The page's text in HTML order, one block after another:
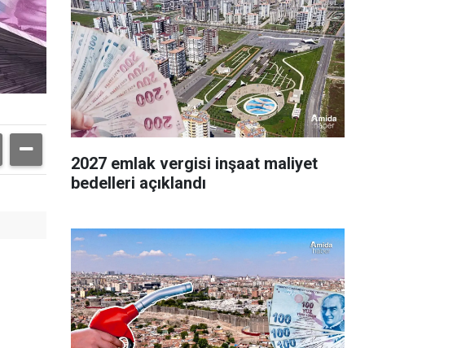
2027 emlak vergisi inşaat maliyet
bedelleri açıklandı